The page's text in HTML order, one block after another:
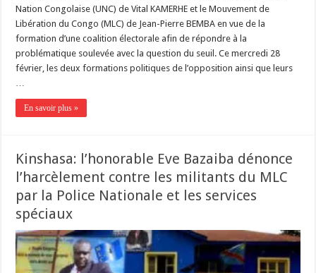
Nation Congolaise (UNC) de Vital KAMERHE et le Mouvement de
Libération du Congo (MLC) de Jean-Pierre BEMBA en vue de la
formation d’une coalition électorale afin de répondre à la
problématique soulevée avec la question du seuil. Ce mercredi 28
février, les deux formations politiques de l’opposition ainsi que leurs
En savoir plus »
Kinshasa: l’honorable Eve Bazaiba dénonce
l’harcèlement contre les militants du MLC
par la Police Nationale et les services
spéciaux